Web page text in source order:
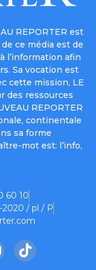
REPORTER est
ce média est de
l’information afin
Sa vocation est
cette mission, LE
des ressources
REPORTER
continentale
sa forme
mot est: l’info,
60 10
2020 / pl / P
TikTok